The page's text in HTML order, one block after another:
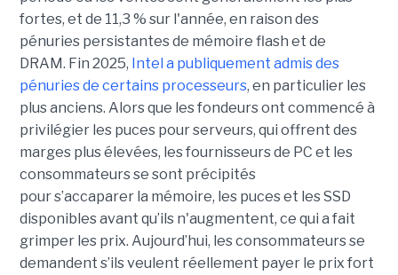
fortes, et de 11,3 % sur l'année, en raison des
pénuries persistantes de mémoire flash et de
DRAM. Fin 2025, Intel a publiquement admis des
pénuries de certains processeurs, en particulier les
plus anciens. Alors que les fondeurs ont commencé à
privilégier les puces pour serveurs, qui offrent des
marges plus élevées, les fournisseurs de PC et les
consommateurs se sont précipités
pour s’accaparer la mémoire, les puces et les SSD
disponibles avant qu’ils n'augmentent, ce qui a fait
grimper les prix. Aujourd’hui, les consommateurs se
demandent s’ils veulent réellement payer le prix fort